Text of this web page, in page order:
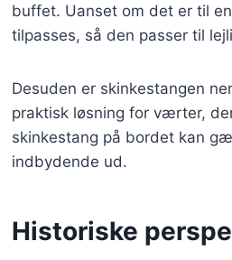
buffet. Uanset om det er til
tilpasses, så den passer til
Desuden er skinkestangen
praktisk løsning for værter,
skinkestang på bordet kan
indbydende ud.
Historiske